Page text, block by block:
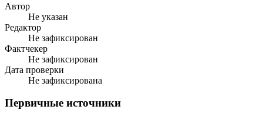
Автор
Не указан
Редактор
Не зафиксирован
Фактчекер
Не зафиксирован
Дата проверки
Не зафиксирована
Первичные источники